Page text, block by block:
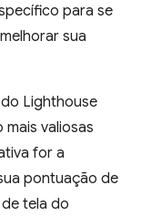
para se
sua
Lighthouse
valiosas
for a
pontuação de
tela do